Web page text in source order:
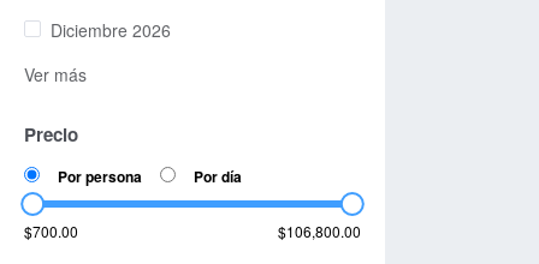
Diciembre 2026
Ver más
Precio
Por persona Por día
$700.00 $106,800.00